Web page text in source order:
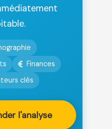
Finances
clés
l'analyse